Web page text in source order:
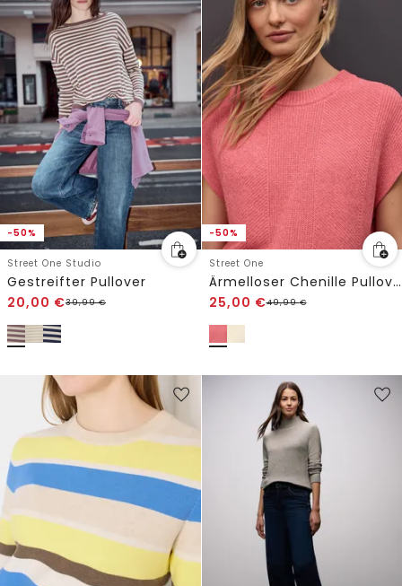
-50%
Street One Studio
Gestreifter Pullover
20,00 €39,99€
-50%
Street One
Ärmelloser Chenille Pullover
25,00 €49,99€